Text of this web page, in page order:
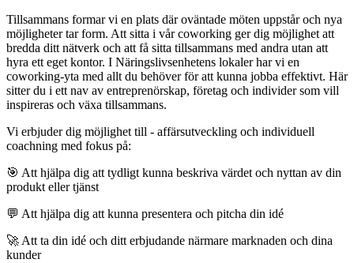
Tillsammans formar vi en plats där oväntade möten uppstår och nya
möjligheter tar form. Att sitta i vår coworking ger dig möjlighet att
bredda ditt nätverk och att få sitta tillsammans med andra utan att
hyra ett eget kontor. I Näringslivsenhetens lokaler har vi en
coworking-yta med allt du behöver för att kunna jobba effektivt. Här
sitter du i ett nav av entreprenörskap, företag och individer som vill
inspireras och växa tillsammans.
Vi erbjuder dig möjlighet till - affärsutveckling och individuell
coachning med fokus på:
🎯 Att hjälpa dig att tydligt kunna beskriva värdet och nyttan av din
produkt eller tjänst
💬 Att hjälpa dig att kunna presentera och pitcha din idé
🚀 Att ta din idé och ditt erbjudande närmare marknaden och dina
kunder